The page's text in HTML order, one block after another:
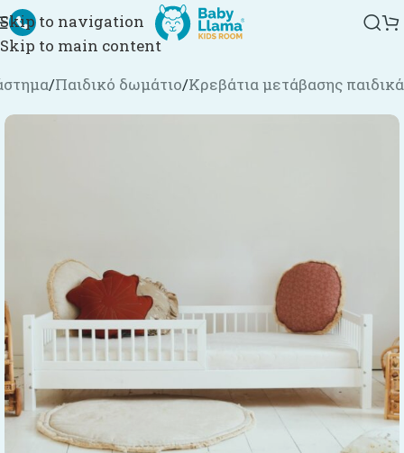
Skip to navigation
Skip to main content
/Παιδικό δωμάτιο/Κρεβάτια μετάβασης παιδικά